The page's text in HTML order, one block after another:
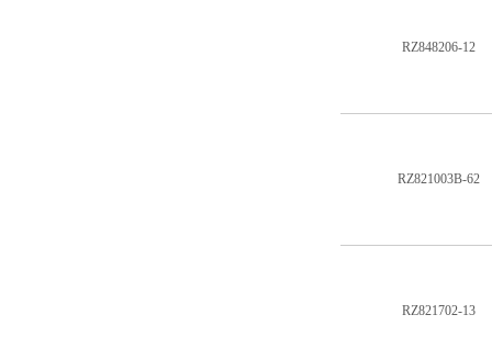
RZ848206-12
RZ821003B-62
RZ821702-13